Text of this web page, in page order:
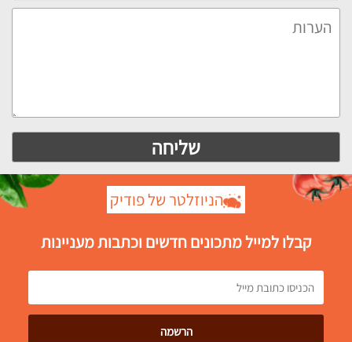
הניוזלטר של פודיק
קבלו למייל מתכונים חדשים וכתבות מעניינות